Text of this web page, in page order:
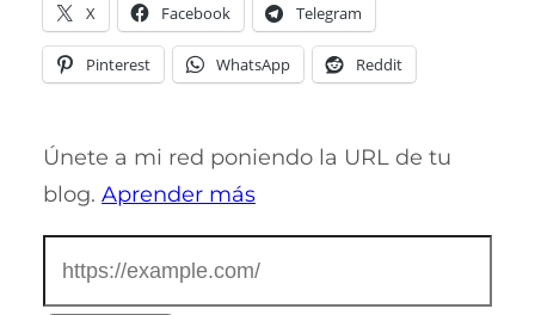
X Facebook Telegram
Pinterest WhatsApp Reddit
Únete a mi red poniendo la URL de tu
blog. Aprender más